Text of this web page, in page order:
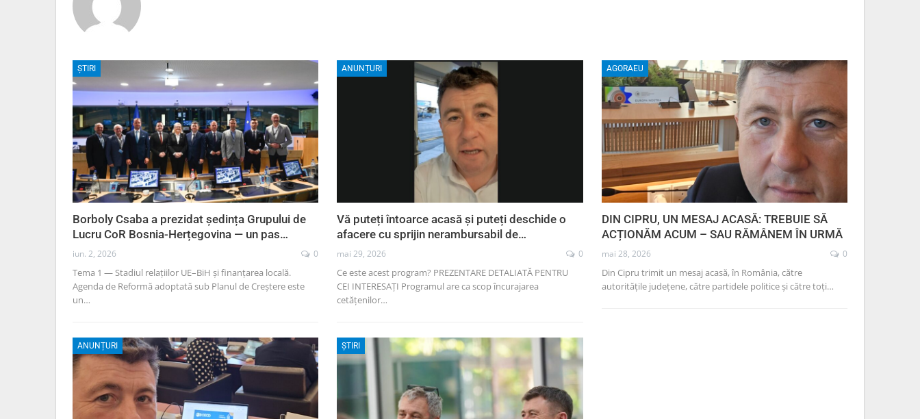
ȘTIRI
Borboly Csaba a prezidat ședința Grupului de
Lucru CoR Bosnia-Herțegovina — un pas…
iun. 2, 2026 0
Tema 1 — Stadiul relațiilor UE–BiH și finanțarea locală.
Agenda de Reformă adoptată sub Planul de Creștere este
un…
ANUNȚURI
Vă puteți întoarce acasă și puteți deschide o
afacere cu sprijin nerambursabil de…
mai 29, 2026 0
Ce este acest program? PREZENTARE DETALIATĂ PENTRU
CEI INTERESAȚI Programul are ca scop încurajarea
cetățenilor…
AGORAEU
DIN CIPRU, UN MESAJ ACASĂ: TREBUIE SĂ
ACȚIONĂM ACUM – SAU RĂMÂNEM ÎN URMĂ
mai 28, 2026 0
Din Cipru trimit un mesaj acasă, în România, către
autoritățile județene, către partidele politice și către toți…
ANUNȚURI ȘTIRI